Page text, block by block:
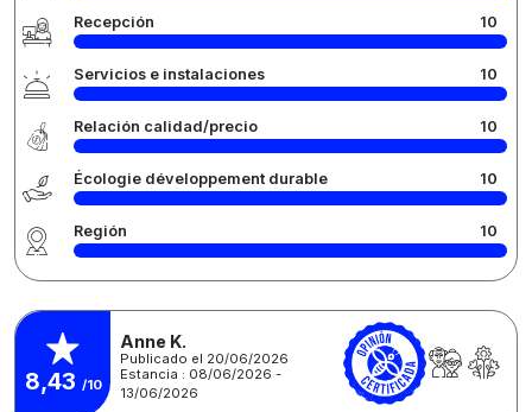
Recepción 10
Servicios e instalaciones 10
Relación calidad/precio 10
Écologie développement durable 10
Región 10
8,43 /10
Anne K.
Publicado el 20/06/2026
Estancia : 08/06/2026 -
13/06/2026